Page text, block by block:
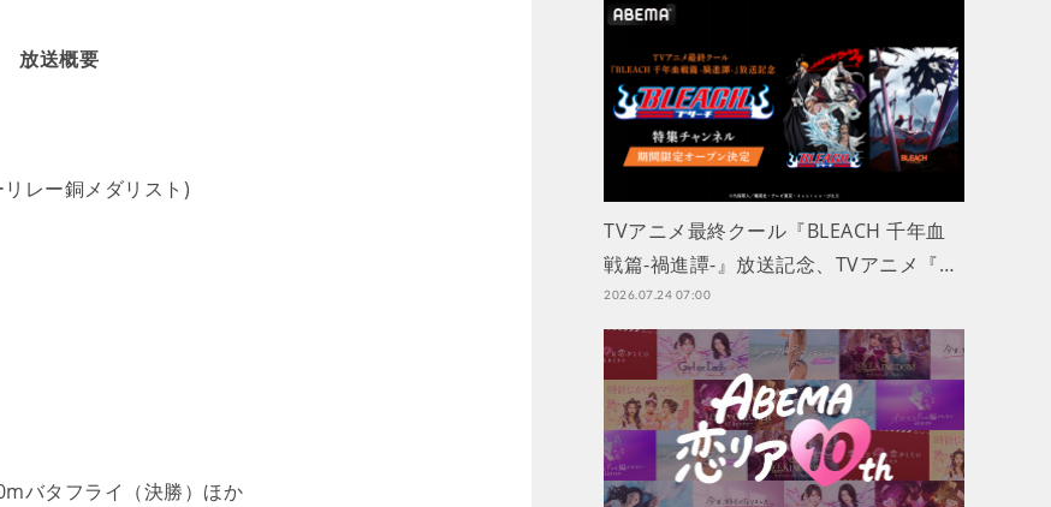
放送概要
レー銅メダリスト)
バタフライ（決勝）ほか
TVアニメ最終クール『BLEACH 千年血
戦篇-禍進譚-』放送記念、TVアニメ『…
2026.07.24 07:00